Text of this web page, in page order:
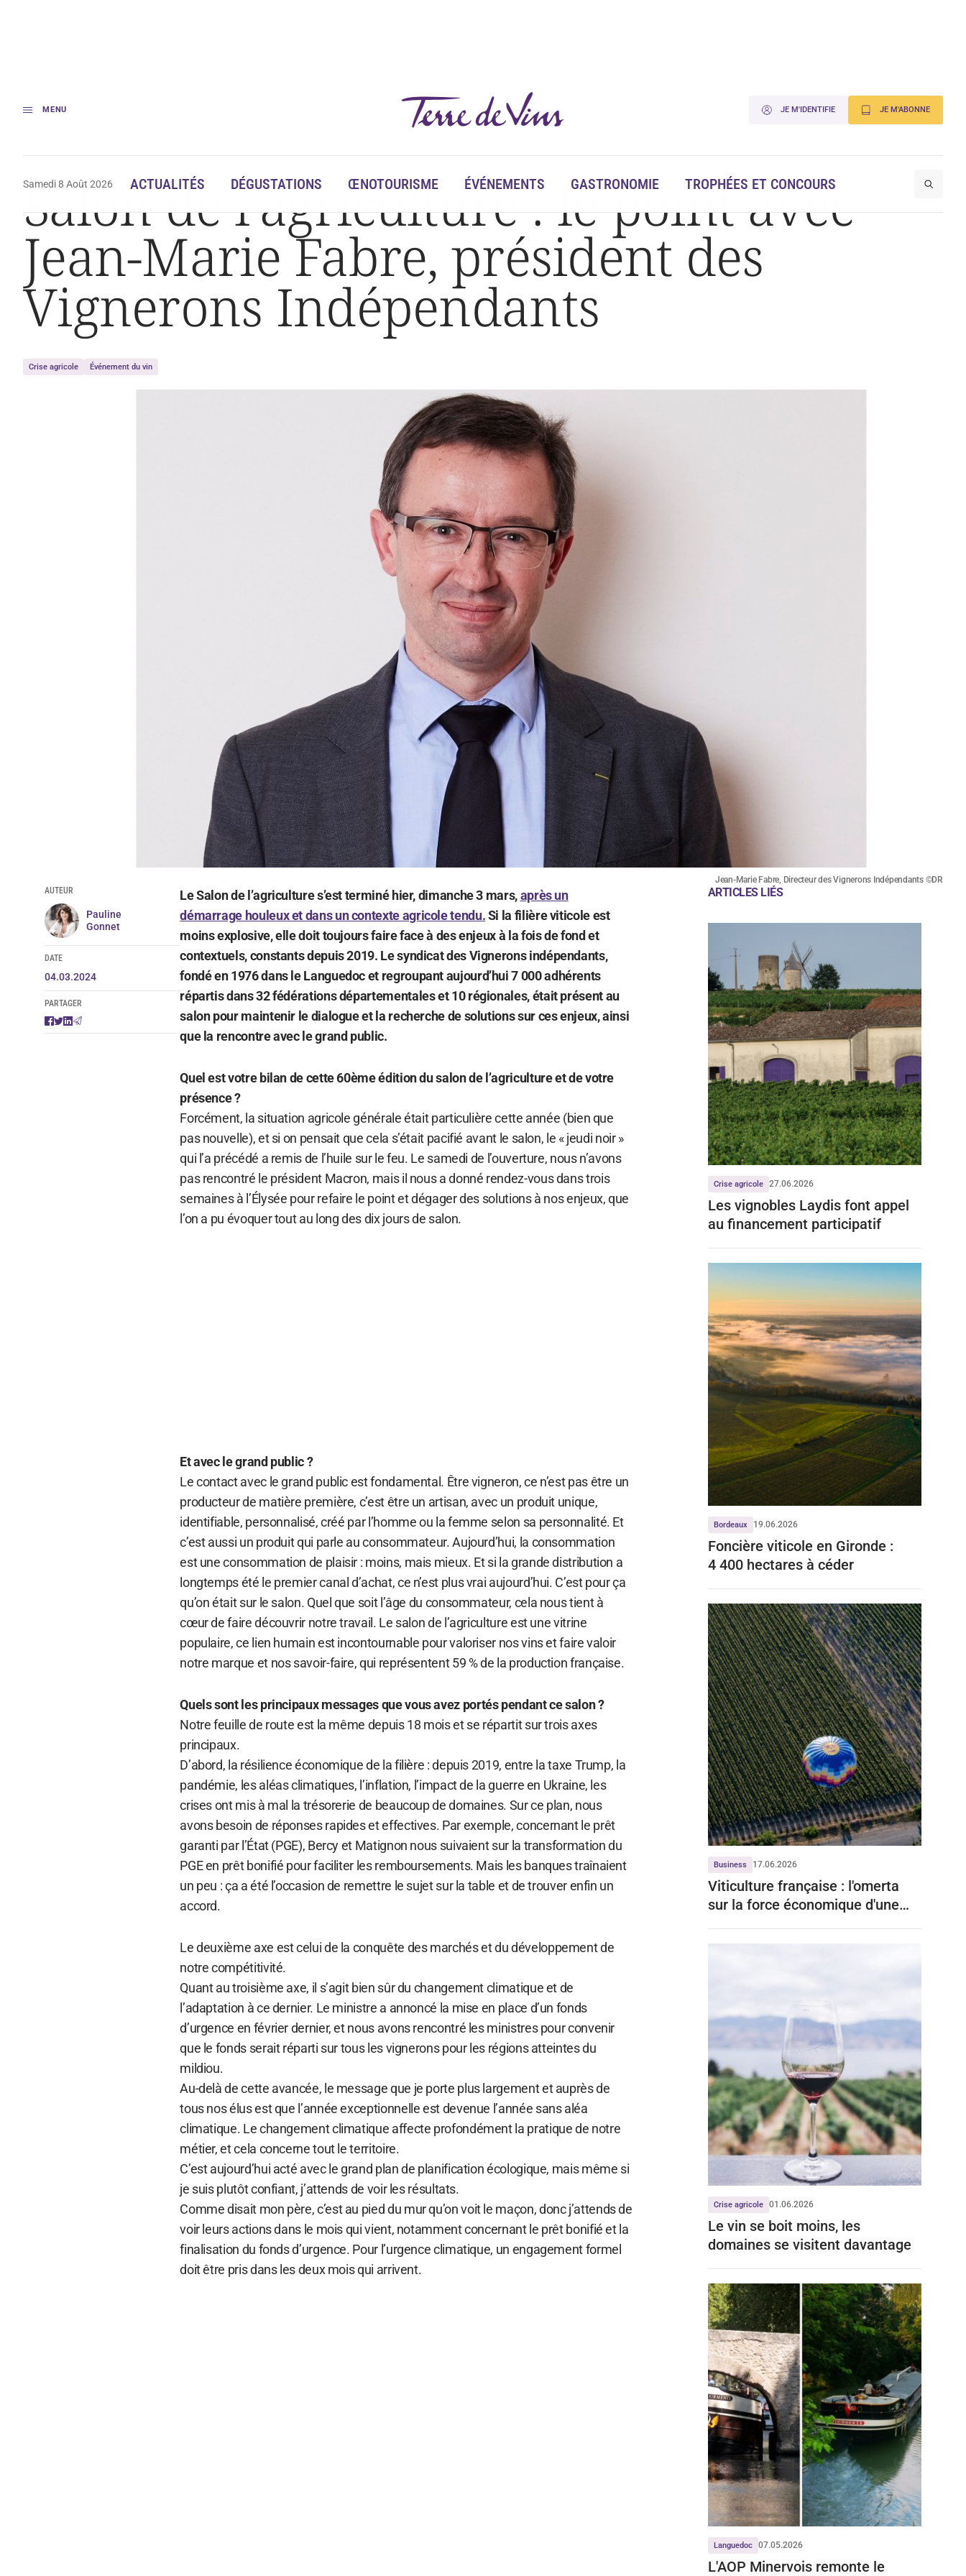
MENU JE M'IDENTIFIE JE M'ABONNE
Samedi 8 Août 2026 ACTUALITÉS DÉGUSTATIONS ŒNOTOURISME ÉVÉNEMENTS GASTRONOMIE TROPHÉES ET CONCOURS
Accueil Actualités Salon de l’agriculture : le point avec Jean-Marie Fabre, président des Vignerons Indépendants
Salon de l’agriculture : le point avec
Jean-Marie Fabre, président des
Vignerons Indépendants
Crise agricole Événement du vin
Jean-Marie Fabre, Directeur des Vignerons Indépendants ©DR
AUTEUR
Pauline
Gonnet
DATE
04.03.2024
PARTAGER
Le Salon de l’agriculture s’est terminé hier, dimanche 3 mars,après un
démarrage houleux et dans un contexte agricole tendu.Si la filière viticole est
moins explosive, elle doit toujours faire face à des enjeux à la fois de fond et
contextuels, constants depuis 2019. Le syndicat des Vignerons indépendants,
fondé en 1976 dans le Languedoc et regroupant aujourd’hui 7 000 adhérents
répartis dans 32 fédérations départementales et 10 régionales, était présent au
salon pour maintenir le dialogue et la recherche de solutions sur ces enjeux, ainsi
que la rencontre avec le grand public.
Quel est votre bilan de cette 60ème édition du salon de l’agriculture et de votre
présence ?
Forcément, la situation agricole générale était particulière cette année (bien que
pas nouvelle), et si on pensait que cela s’était pacifié avant le salon, le « jeudi noir »
qui l’a précédé a remis de l’huile sur le feu. Le samedi de l’ouverture, nous n’avons
pas rencontré le président Macron, mais il nous a donné rendez-vous dans trois
semaines à l’Élysée pour refaire le point et dégager des solutions à nos enjeux, que
l’on a pu évoquer tout au long des dix jours de salon.
Et avec le grand public ?
Le contact avec le grand public est fondamental. Être vigneron, ce n’est pas être un
producteur de matière première, c’est être un artisan, avec un produit unique,
identifiable, personnalisé, créé par l’homme ou la femme selon sa personnalité. Et
c’est aussi un produit qui parle au consommateur. Aujourd’hui, la consommation
est une consommation de plaisir : moins, mais mieux. Et si la grande distribution a
longtemps été le premier canal d’achat, ce n’est plus vrai aujourd’hui. C’est pour ça
qu’on était sur le salon. Quel que soit l’âge du consommateur, cela nous tient à
cœur de faire découvrir notre travail. Le salon de l’agriculture est une vitrine
populaire, ce lien humain est incontournable pour valoriser nos vins et faire valoir
notre marque et nos savoir-faire, qui représentent 59 % de la production française.
Quels sont les principaux messages que vous avez portés pendant ce salon ?
Notre feuille de route est la même depuis 18 mois et se répartit sur trois axes
principaux.
D’abord, la résilience économique de la filière : depuis 2019, entre la taxe Trump, la
pandémie, les aléas climatiques, l’inflation, l’impact de la guerre en Ukraine, les
crises ont mis à mal la trésorerie de beaucoup de domaines. Sur ce plan, nous
avons besoin de réponses rapides et effectives. Par exemple, concernant le prêt
garanti par l’État (PGE), Bercy et Matignon nous suivaient sur la transformation du
PGE en prêt bonifié pour faciliter les remboursements. Mais les banques traînaient
un peu : ça a été l’occasion de remettre le sujet sur la table et de trouver enfin un
accord.
Le deuxième axe est celui de la conquête des marchés et du développement de
notre compétitivité.
Quant au troisième axe, il s’agit bien sûr du changement climatique et de
l’adaptation à ce dernier. Le ministre a annoncé la mise en place d’un fonds
d’urgence en février dernier, et nous avons rencontré les ministres pour convenir
que le fonds serait réparti sur tous les vignerons pour les régions atteintes du
mildiou.
Au-delà de cette avancée, le message que je porte plus largement et auprès de
tous nos élus est que l’année exceptionnelle est devenue l’année sans aléa
climatique. Le changement climatique affecte profondément la pratique de notre
métier, et cela concerne tout le territoire.
C’est aujourd’hui acté avec le grand plan de planification écologique, mais même si
je suis plutôt confiant, j’attends de voir les résultats.
Comme disait mon père, c’est au pied du mur qu’on voit le maçon, donc j’attends de
voir leurs actions dans le mois qui vient, notamment concernant le prêt bonifié et la
finalisation du fonds d’urgence. Pour l’urgence climatique, un engagement formel
doit être pris dans les deux mois qui arrivent.
ARTICLES LIÉS
Crise agricole 27.06.2026
Les vignobles Laydis font appel
au financement participatif
Bordeaux 19.06.2026
Foncière viticole en Gironde :
4 400 hectares à céder
Business 17.06.2026
Viticulture française : l'omerta
sur la force économique d'une
Crise agricole 01.06.2026
Le vin se boit moins, les
domaines se visitent davantage
Languedoc 07.05.2026
L'AOP Minervois remonte le